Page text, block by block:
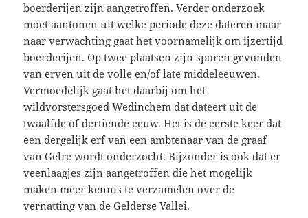
boerderijen zijn aangetroffen. Verder onderzoek
moet aantonen uit welke periode deze dateren maar
naar verwachting gaat het voornamelijk om ijzertijd
boerderijen. Op twee plaatsen zijn sporen gevonden
van erven uit de volle en/of late middeleeuwen.
Vermoedelijk gaat het daarbij om het
wildvorstersgoed Wedinchem dat dateert uit de
twaalfde of dertiende eeuw. Het is de eerste keer dat
een dergelijk erf van een ambtenaar van de graaf
van Gelre wordt onderzocht. Bijzonder is ook dat er
veenlaagjes zijn aangetroffen die het mogelijk
maken meer kennis te verzamelen over de
vernatting van de Gelderse Vallei.